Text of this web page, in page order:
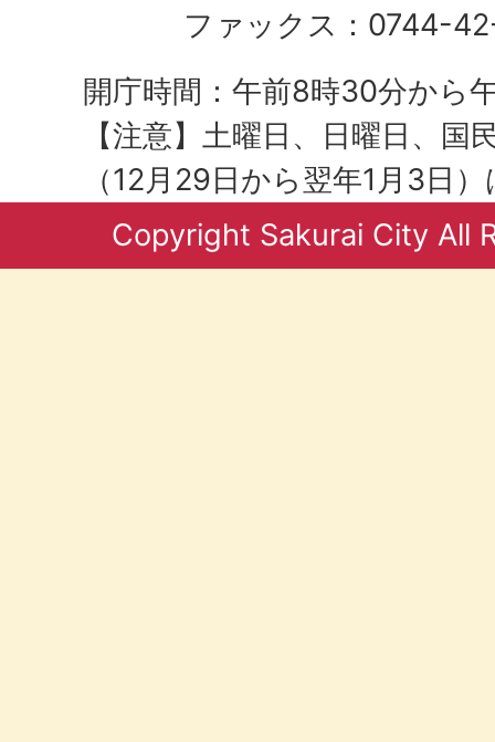
ファックス：0744-
開庁時間：午前8時30分から
【注意】土曜日、日曜日、国
（12月29日から翌年1月3日
Copyright Sakurai City All